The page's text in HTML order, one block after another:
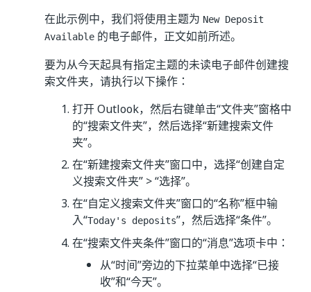
在此示例中，我们将使用主题为 New Deposit
Available 的电子邮件，正文如前所述。
要为从今天起具有指定主题的未读电子邮件创建搜
索文件夹，请执行以下操作：
打开 Outlook，然后右键单击“文件夹”窗格中
的“搜索文件夹”，然后选择“新建搜索文件
夹”。
在“新建搜索文件夹”窗口中，选择“创建自定
义搜索文件夹” > “选择”。
在“自定义搜索文件夹”窗口的“名称”框中输
入“Today's deposits”，然后选择“条件”。
在“搜索文件夹条件”窗口的“消息”选项卡中：
从“时间”旁边的下拉菜单中选择“已接
收”和“今天”。